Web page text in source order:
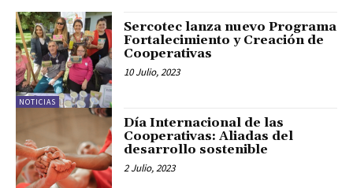
NOTICIAS
Sercotec lanza nuevo Programa
Fortalecimiento y Creación de
Cooperativas
10 Julio, 2023
Día Internacional de las
Cooperativas: Aliadas del
desarrollo sostenible
2 Julio, 2023